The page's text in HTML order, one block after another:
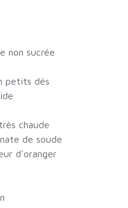
non sucrée
petits dés
chaude
de soude
d'oranger